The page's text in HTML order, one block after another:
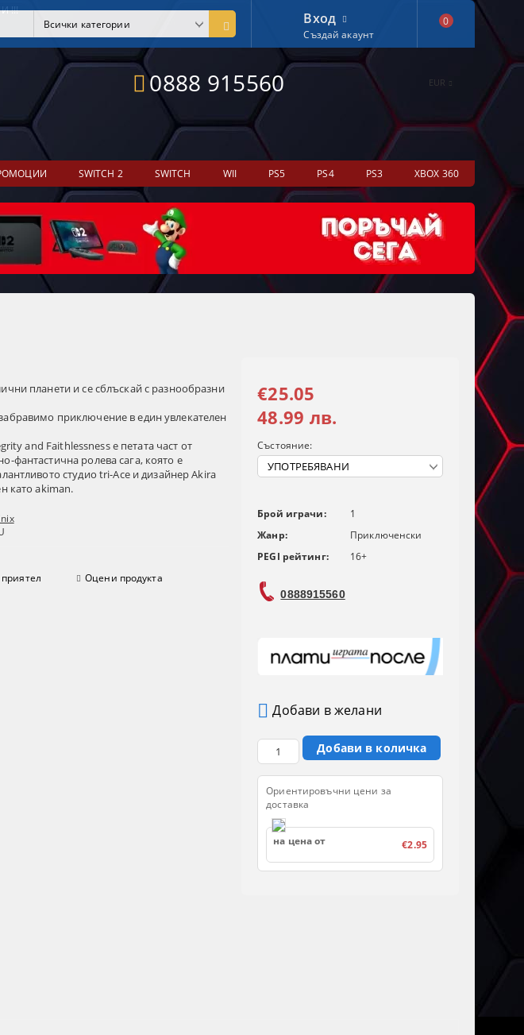
!!!
0888 915560 EUR
Вход
Създай акаунт
0
SWITCH 2 SWITCH WII PS5 PS4 PS3 XBOX 360
планети и се сблъскай с разнообразни
приключение в един увлекателен
and Faithlessness е петата част от
фантастична ролева сага, която е
студио tri-Ace и дизайнер Akira
като akiman.
Оцени продукта
€25.05
48.99 лв.
Състояние:
Брой играчи:
1
Жанр:
Приключенски
PEGI рейтинг:
16+
0888915560
Добави в желани
Ориентировъчни цени за
доставка
на цена от €2.95